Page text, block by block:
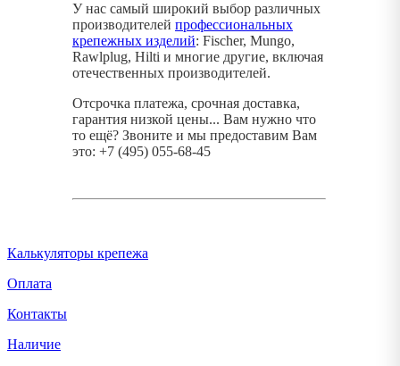
У нас самый широкий выбор различных
производителей профессиональных
крепежных изделий: Fischer, Mungo,
Rawlplug, Hilti и многие другие, включая
отечественных производителей.
Отсрочка платежа, срочная доставка,
гарантия низкой цены... Вам нужно что
то ещё? Звоните и мы предоставим Вам
это: +7 (495) 055-68-45
Калькуляторы крепежа
Оплата
Контакты
Наличие